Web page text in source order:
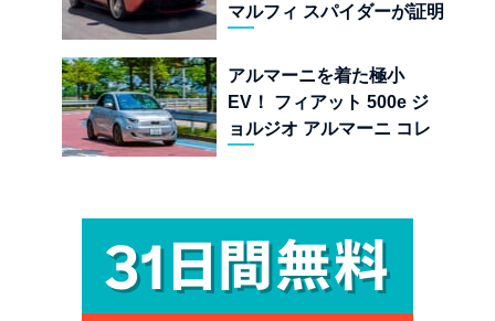
マルフィ スパイダーが証明
ーの至福
アルマーニを着た極小
EV！ フィアット 500e ジ
ョルジオ アルマーニ コレ